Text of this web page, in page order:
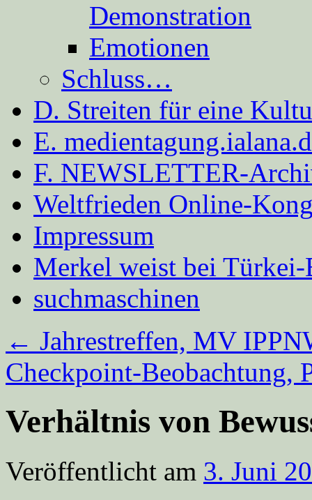
Demonstration
Emotionen
Schluss…
D. Streiten für eine
E.
F. NEWSLETTER-
Weltfrieden Online-
Impressum
Merkel weist bei
suchmaschinen
← Jahrestreffen, MV
Checkpoint-Beobachtung,
Verhältnis von
Veröffentlicht am 3. Juni